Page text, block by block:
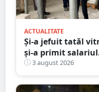
ACTUALITATE
Și-a jefuit tatăl
și-a primit
de role de vată și
3 august 2026